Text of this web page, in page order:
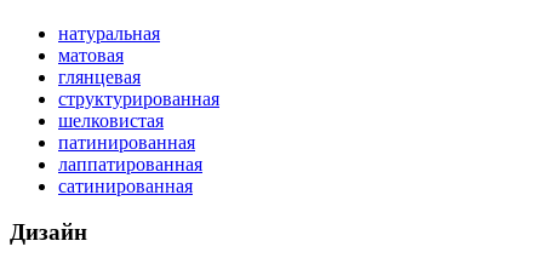
натуральная
матовая
глянцевая
структурированная
шелковистая
патинированная
лаппатированная
сатинированная
Дизайн